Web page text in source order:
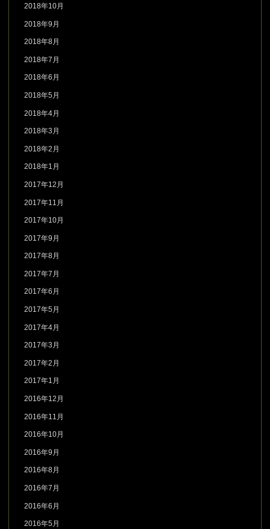
2018年10月
2018年9月
2018年8月
2018年7月
2018年6月
2018年5月
2018年4月
2018年3月
2018年2月
2018年1月
2017年12月
2017年11月
2017年10月
2017年9月
2017年8月
2017年7月
2017年6月
2017年5月
2017年4月
2017年3月
2017年2月
2017年1月
2016年12月
2016年11月
2016年10月
2016年9月
2016年8月
2016年7月
2016年6月
2016年5月